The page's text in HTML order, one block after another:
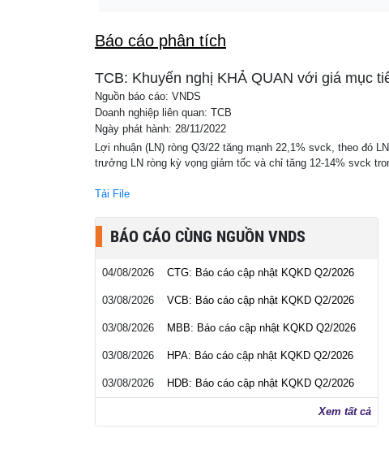
Báo cáo phân tích
TCB: Khuyến nghị KHẢ QUAN với giá mục
Nguồn báo cáo: VNDS
Doanh nghiệp liên quan: TCB
Ngày phát hành: 28/11/2022
Lợi nhuận (LN) ròng Q3/22 tăng mạnh 22,1% svck, theo đó
trưởng LN ròng kỳ vọng giảm tốc và chỉ tăng 12-14% svck
Tải File
BÁO CÁO CÙNG NGUỒN VNDS
04/08/2026 CTG: Báo cáo cập nhật KQKD Q2/2026
03/08/2026 VCB: Báo cáo cập nhật KQKD Q2/2026
03/08/2026 MBB: Báo cáo cập nhật KQKD Q2/2026
03/08/2026 HPA: Báo cáo cập nhật KQKD Q2/2026
03/08/2026 HDB: Báo cáo cập nhật KQKD Q2/2026
Xem tất cả